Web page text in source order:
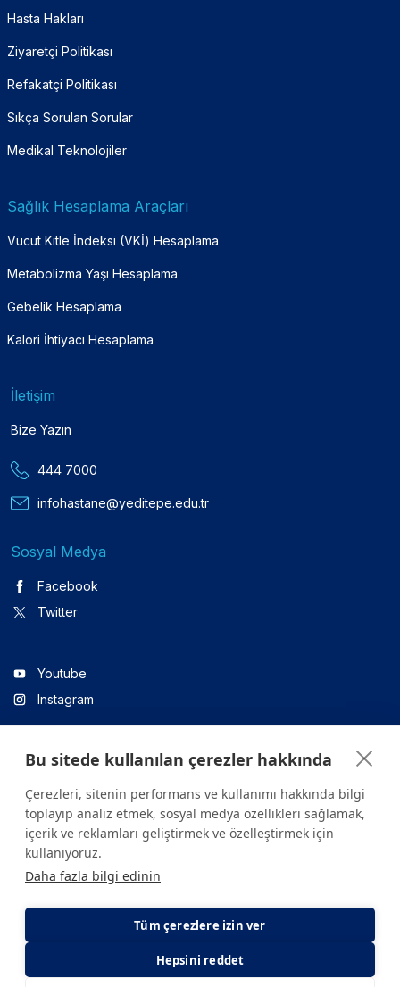
Hasta Hakları
Ziyaretçi Politikası
Refakatçi Politikası
Sıkça Sorulan Sorular
Medikal Teknolojiler
Sağlık Hesaplama Araçları
Vücut Kitle İndeksi (VKİ) Hesaplama
Metabolizma Yaşı Hesaplama
Gebelik Hesaplama
Kalori İhtiyacı Hesaplama
İletişim
Bize Yazın
444 7000
infohastane@yeditepe.edu.tr
Sosyal Medya
Facebook
Twitter
Youtube
Instagram
Linkedin
Sitede yer alan tüm içerikler yalnızca bilgilendirme amaçlıdır.
Sağlığınızla ilgili sorularınız için mutlaka doktoruza ya da bir sağlık
kuruluşuna başvurunuz.
Gizlilik ve Çerez Politikası KVKK Aydınlatma Metni
Bu sitede kullanılan çerezler hakkında
Çerezleri, sitenin performans ve kullanımı hakkında bilgi
toplayıp analiz etmek, sosyal medya özellikleri sağlamak,
içerik ve reklamları geliştirmek ve özelleştirmek için
kullanıyoruz.
Daha fazla bilgi edinin
Tüm çerezlere izin ver
Hepsini reddet